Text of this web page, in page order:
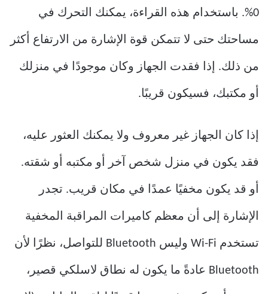
0%. باستخدام هذه القراءة، يمكنك التحرك في
مساحتك حتى لا تتمكن قوة الإشارة من الارتفاع أكثر
من ذلك. إذا فقدت الجهاز وكان موجودًا في منزلك
أو مكتبك، فسيكون قريبًا.
إذا كان الجهاز غير معروف ولا يمكنك العثور عليه،
فقد يكون في منزل شخص آخر أو مكتبه أو شقته.
أو قد يكون مخفيًا عمدًا في مكان قريب. تجدر
الإشارة إلى أن معظم كاميرات المراقبة المخفية
تستخدم Wi-Fi وليس Bluetooth للتواصل، نظرًا لأن
Bluetooth عادةً ما يكون له نطاق لاسلكي قصير،